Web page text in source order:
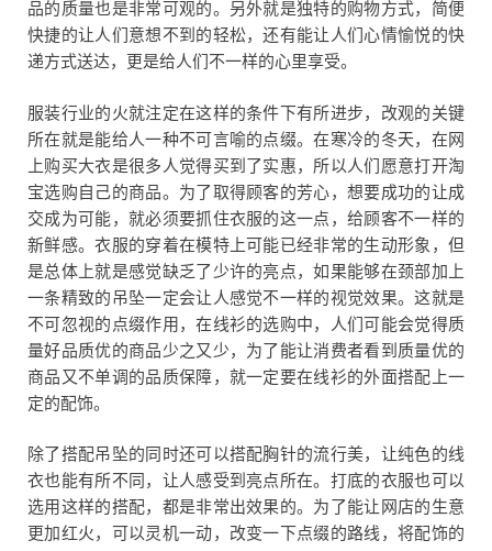
品的质量也是非常可观的。另外就是独特的购物方式，简便
快捷的让人们意想不到的轻松，还有能让人们心情愉悦的快
递方式送达，更是给人们不一样的心里享受。
服装行业的火就注定在这样的条件下有所进步，改观的关键
所在就是能给人一种不可言喻的点缀。在寒冷的冬天，在网
上购买大衣是很多人觉得买到了实惠，所以人们愿意打开淘
宝选购自己的商品。为了取得顾客的芳心，想要成功的让成
交成为可能，就必须要抓住衣服的这一点，给顾客不一样的
新鲜感。衣服的穿着在模特上可能已经非常的生动形象，但
是总体上就是感觉缺乏了少许的亮点，如果能够在颈部加上
一条精致的吊坠一定会让人感觉不一样的视觉效果。这就是
不可忽视的点缀作用，在线衫的选购中，人们可能会觉得质
量好品质优的商品少之又少，为了能让消费者看到质量优的
商品又不单调的品质保障，就一定要在线衫的外面搭配上一
定的配饰。
除了搭配吊坠的同时还可以搭配胸针的流行美，让纯色的线
衣也能有所不同，让人感受到亮点所在。打底的衣服也可以
选用这样的搭配，都是非常出效果的。为了能让网店的生意
更加红火，可以灵机一动，改变一下点缀的路线，将配饰的